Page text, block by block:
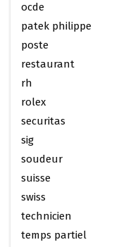
ocde
patek philippe
poste
restaurant
rh
rolex
securitas
sig
soudeur
suisse
swiss
technicien
temps partiel